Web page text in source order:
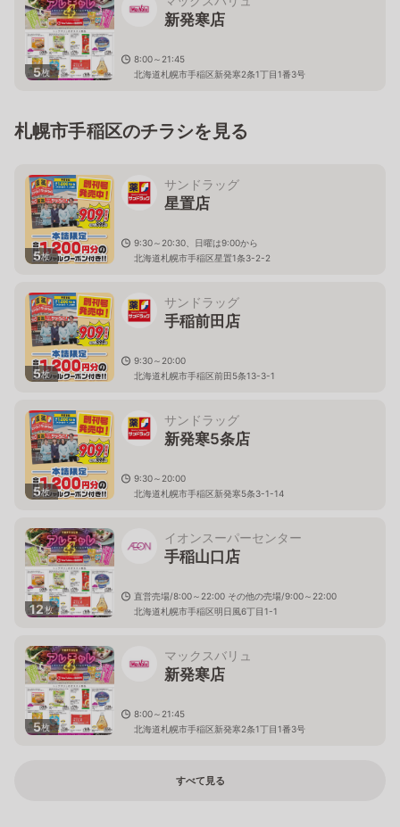
5枚
新発寒店
8:00～21:45
北海道札幌市手稲区新発寒2条1丁目1番3号
札幌市手稲区のチラシを見る
5枚
サンドラッグ
星置店
9:30～20:30、日曜は9:00から
北海道札幌市手稲区星置1条3-2-2
5枚
サンドラッグ
手稲前田店
9:30～20:00
北海道札幌市手稲区前田5条13-3-1
5枚
サンドラッグ
新発寒5条店
9:30～20:00
北海道札幌市手稲区新発寒5条3-1-14
12枚
イオンスーパーセンター
手稲山口店
直営売場/8:00～22:00 その他の売場/9:00～22:00
北海道札幌市手稲区明日風6丁目1-1
5枚
マックスバリュ
新発寒店
8:00～21:45
北海道札幌市手稲区新発寒2条1丁目1番3号
すべて見る